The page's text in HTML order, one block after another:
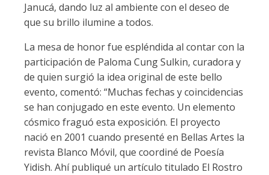
Janucá, dando luz al ambiente con el deseo de
que su brillo ilumine a todos.
La mesa de honor fue espléndida al contar con la
participación de Paloma Cung Sulkin, curadora y
de quien surgió la idea original de este bello
evento, comentó: “Muchas fechas y coincidencias
se han conjugado en este evento. Un elemento
cósmico fraguó esta exposición. El proyecto
nació en 2001 cuando presenté en Bellas Artes la
revista Blanco Móvil, que coordiné de Poesía
Yidish. Ahí publiqué un artículo titulado El Rostro